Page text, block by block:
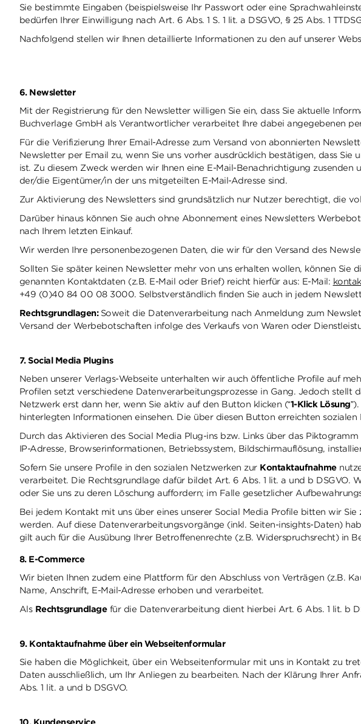
Sie bestimmte Eingaben (beispielsweise Ihr Passwort oder eine
bedürfen Ihrer Einwilligung nach Art. 6 Abs. 1 S. 1 lit. a DSGVO, § 25 Abs. 1
Nachfolgend stellen wir Ihnen detaillierte Informationen zu den auf unserer
6. Newsletter
Mit der Registrierung für den Newsletter willigen Sie ein, dass Sie aktuelle
Buchverlage GmbH als Verantwortlicher verarbeitet Ihre dabei angegebenen
Für die Verifizierung Ihrer Email-Adresse zum Versand von abonnierten
Newsletter per Email zu, wenn Sie uns vorher ausdrücklich bestätigen, dass
ist. Zu diesem Zweck werden wir Ihnen eine E-Mail-Benachrichtigung
der/die Eigentümer/in der uns mitgeteilten E-Mail-Adresse sind.
Zur Aktivierung des Newsletters sind grundsätzlich nur Nutzer berechtigt, die
Darüber hinaus können Sie auch ohne Abonnement eines Newsletters
nach Ihrem letzten Einkauf.
Wir werden Ihre personenbezogenen Daten, die wir für den Versand des
Sollten Sie später keinen Newsletter mehr von uns erhalten wollen, können
genannten Kontaktdaten (z.B. E-Mail oder Brief) reicht hierfür aus: E-Mail:
+49 (0)40 84 00 08 3000. Selbstverständlich finden Sie auch in jedem
Rechtsgrundlagen: Soweit die Datenverarbeitung nach Anmeldung zum
Versand der Werbebotschaften infolge des Verkaufs von Waren oder
7. Social Media Plugins
Neben unserer Verlags-Webseite unterhalten wir auch öffentliche Profile auf
Profilen setzt verschiedene Datenverarbeitungsprozesse in Gang. Jedoch
Netzwerk erst dann her, wenn Sie aktiv auf den Button klicken (“1-Klick Lösung
hinterlegten Informationen einsehen. Die über diesen Button erreichten
Durch das Aktivieren des Social Media Plug-ins bzw. Links über das
IP-Adresse, Browserinformationen, Betriebssystem, Bildschirmauflösung,
Sofern Sie unsere Profile in den sozialen Netzwerken zur Kontaktaufnahme
verarbeitet. Die Rechtsgrundlage dafür bildet Art. 6 Abs. 1 lit. a und b DSGVO.
oder Sie uns zu deren Löschung auffordern; im Falle gesetzlicher
Bei jedem Kontakt mit uns über eines unserer Social Media Profile bitten wir
werden. Auf diese Datenverarbeitungsvorgänge (inkl. Seiten-insights-Daten)
gilt auch für die Ausübung Ihrer Betroffenenrechte (z.B. Widerspruchsrecht) in
8. E-Commerce
Wir bieten Ihnen zudem eine Plattform für den Abschluss von Verträgen (z.B.
Name, Anschrift, E-Mail-Adresse erhoben und verarbeitet.
Als Rechtsgrundlagefür die Datenverarbeitung dient hierbei Art. 6 Abs. 1 lit. b
9. Kontaktaufnahme über ein Webseitenformular
Sie haben die Möglichkeit, über ein Webseitenformular mit uns in Kontakt zu
Daten ausschließlich, um Ihr Anliegen zu bearbeiten. Nach der Klärung Ihrer
Abs. 1 lit. a und b DSGVO.